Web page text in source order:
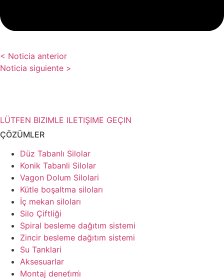
< Noticia anterior
Noticia siguiente >
LÜTFEN BIZIMLE ILETIŞIME GEÇIN
ÇÖZÜMLER
Düz Tabanlı Silolar
Konik Tabanli Silolar
Vagon Dolum Silolari
Kütle boşaltma siloları
İç mekan siloları
Silo Çiftliği
Spiral besleme dağıtım sistemi
Zincir besleme dağıtım sistemi
Su Tanklari
Aksesuarlar
Montaj deneti̇mi̇